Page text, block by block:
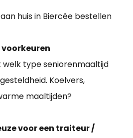
huis in Biercée bestellen
welk type seniorenmaaltijd
Koelvers,
maaltijden?
voor een traiteur /